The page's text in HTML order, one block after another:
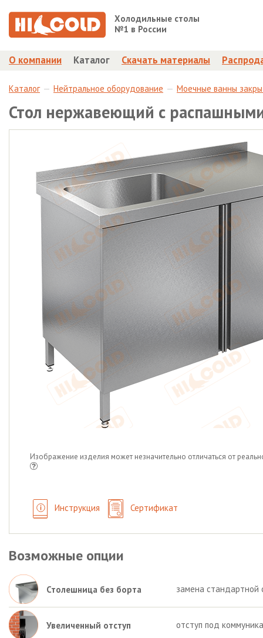
Холодильные столы
№1 в России
О компании Каталог Скачать материалы
Каталог Нейтральное оборудование Моечные ванны
Стол нержавеющий с
Изображение изделия может незначительно отличаться от
Инструкция Сертификат
Возможные опции
Столешница без борта замена стандартной
Увеличенный отступ отступ под